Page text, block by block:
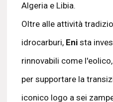
Algeria e Libia.
Oltre alle attività
idrocarburi, Eni sta
rinnovabili come
per supportare la
iconico logo a sei